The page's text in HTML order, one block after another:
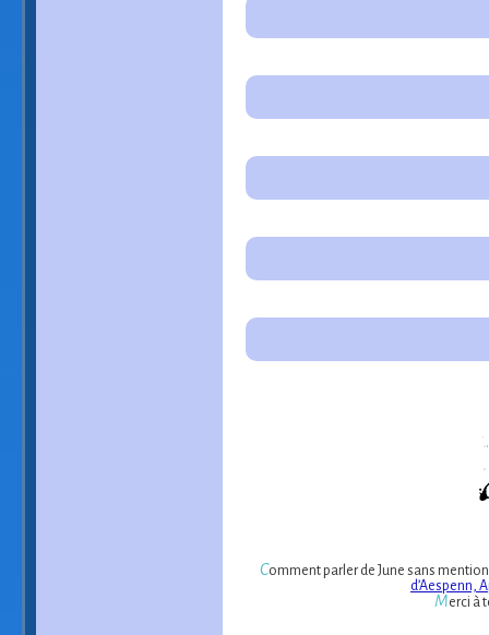
Comment parler de June sans
d’Aespenn,
Merci à